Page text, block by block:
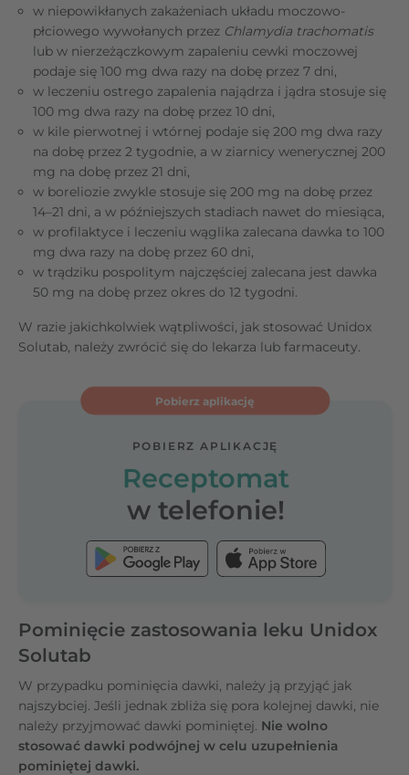
w niepowikłanych zakażeniach układu moczowo-
płciowego wywołanych przez Chlamydia trachomatis
lub w nierzeżączkowym zapaleniu cewki moczowej
podaje się 100 mg dwa razy na dobę przez 7 dni,
w leczeniu ostrego zapalenia najądrza i jądra stosuje się
100 mg dwa razy na dobę przez 10 dni,
w kile pierwotnej i wtórnej podaje się 200 mg dwa razy
na dobę przez 2 tygodnie, a w ziarnicy wenerycznej 200
mg na dobę przez 21 dni,
w boreliozie zwykle stosuje się 200 mg na dobę przez
14–21 dni, a w późniejszych stadiach nawet do miesiąca,
w profilaktyce i leczeniu wąglika zalecana dawka to 100
mg dwa razy na dobę przez 60 dni,
w trądziku pospolitym najczęściej zalecana jest dawka
50 mg na dobę przez okres do 12 tygodni.
W razie jakichkolwiek wątpliwości, jak stosować Unidox
Solutab, należy zwrócić się do lekarza lub farmaceuty.
Pobierz aplikację
POBIERZ APLIKACJĘ
Receptomat
w telefonie!
Pominięcie zastosowania leku Unidox
Solutab
W przypadku pominięcia dawki, należy ją przyjąć jak
najszybciej. Jeśli jednak zbliża się pora kolejnej dawki, nie
należy przyjmować dawki pominiętej. Nie wolno
stosować dawki podwójnej w celu uzupełnienia
pominiętej dawki.